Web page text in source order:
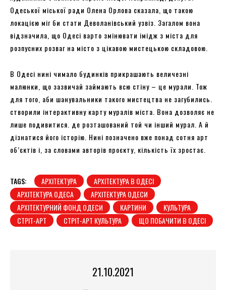
Одеської міської ради Олена Орлова сказала, що такою
локацією міг би стати Деволанівський узвіз. Загалом вона
відзначила, що Одесі варто змінювати імідж з міста для
розпусних розваг на місто з цікавою мистецькою складовою.
В Одесі нині чимало будинків прикрашають величезні
малюнки, що зазвичай займають всю стіну – це мурали. Тож
для того, аби шанувальники такого мистецтва не загубились.
створили інтерактивну карту муралів міста. Вона дозволяє не
лише подивитися. де розташований той чи інший мурал. А й
дізнатися його історію. Нині позначено вже понад сотня арт
об’єктів і, за словами авторів проєкту, кількість їх зростає.
TAGS: АРХІТЕКТУРА
АРХІТЕКТУРА В ОДЕСІ
АРХІТЕКТУРА ОДЕСА
АРХІТЕКТУРА ОДЕСИ
АРХІТЕКТУРНИЙ ФОНД ОДЕСИ
КАРТИНИ
КУЛЬТУРА
СТРІТ-АРТ
СТРІТ-АРТ КУЛЬТУРА ЩО ПОБАЧИТИ В ОДЕСІ
21.10.2021